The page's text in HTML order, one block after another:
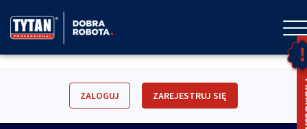
ZALOGUJ ZAREJESTRUJ SIĘ